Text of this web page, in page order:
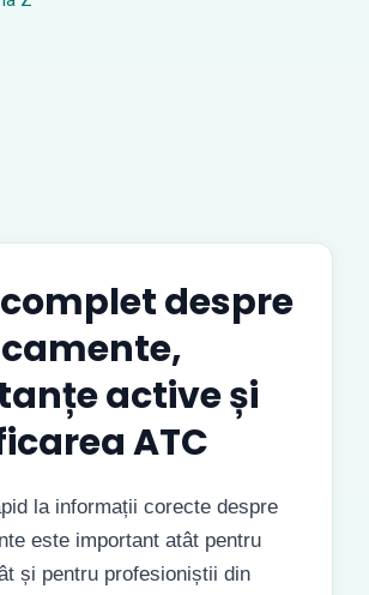
despre
active și
ATC
la informații corecte despre
este important atât pentru
și pentru profesioniștii din